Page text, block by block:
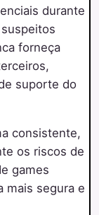
durante
forneça
suporte do
consistente,
os riscos de
games
mais segura e